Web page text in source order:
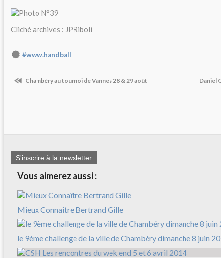
Cliché archives : JPRiboli
#www.handball
Chambéry au tournoi de Vannes 28 & 29 août Daniel
S'inscrire à la newsletter
Vous aimerez aussi :
Mieux Connaître Bertrand Gille
le 9ème challenge de la ville de Chambéry dimanche 8 juin